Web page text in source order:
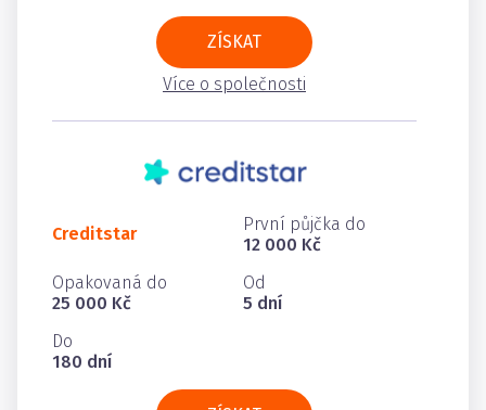
ZÍSKAT
Více o společnosti
Creditstar
První půjčka do
12 000 Kč
Opakovaná do
25 000 Kč
Od
5 dní
Do
180 dní